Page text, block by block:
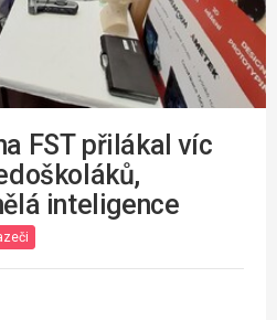
FST přilákal víc
inteligence